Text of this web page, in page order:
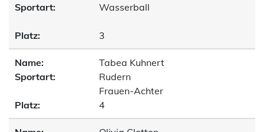
Sportart:
Wasserball
Platz: 3
Name:
Tabea Kuhnert
Sportart:
Rudern
Frauen-Achter
Platz:
4